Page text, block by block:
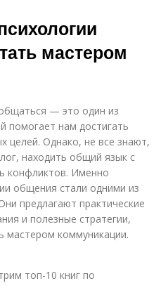
мастером
— это один из
помогает нам достигать
целей. Однако, не все знают,
находить общий язык с
конфликтов. Именно
общения стали одними из
предлагают практические
и полезные стратегии,
мастером коммуникации.
топ-10 книг по